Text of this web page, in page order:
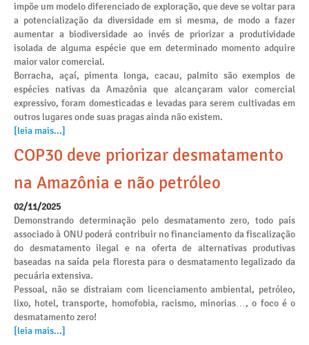
impõe um modelo diferenciado de exploração, que deve se voltar para
a potencialização da diversidade em si mesma, de modo a fazer
aumentar a biodiversidade ao invés de priorizar a produtividade
isolada de alguma espécie que em determinado momento adquire
maior valor comercial.
Borracha, açaí, pimenta longa, cacau, palmito são exemplos de
espécies nativas da Amazônia que alcançaram valor comercial
expressivo, foram domesticadas e levadas para serem cultivadas em
outros lugares onde suas pragas ainda não existem.
[leia mais...]
COP30 deve priorizar desmatamento
na Amazônia e não petróleo
02/11/2025
Demonstrando determinação pelo desmatamento zero, todo país
associado à ONU poderá contribuir no financiamento da fiscalização
do desmatamento ilegal e na oferta de alternativas produtivas
baseadas na saída pela floresta para o desmatamento legalizado da
pecuária extensiva.
Pessoal, não se distraiam com licenciamento ambiental, petróleo,
lixo, hotel, transporte, homofobia, racismo, minorias…, o foco é o
desmatamento zero!
[leia mais...]